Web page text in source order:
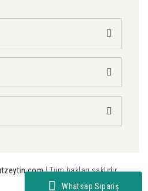
Whatsap Sipariş
| Tüm hakları saklıdır.